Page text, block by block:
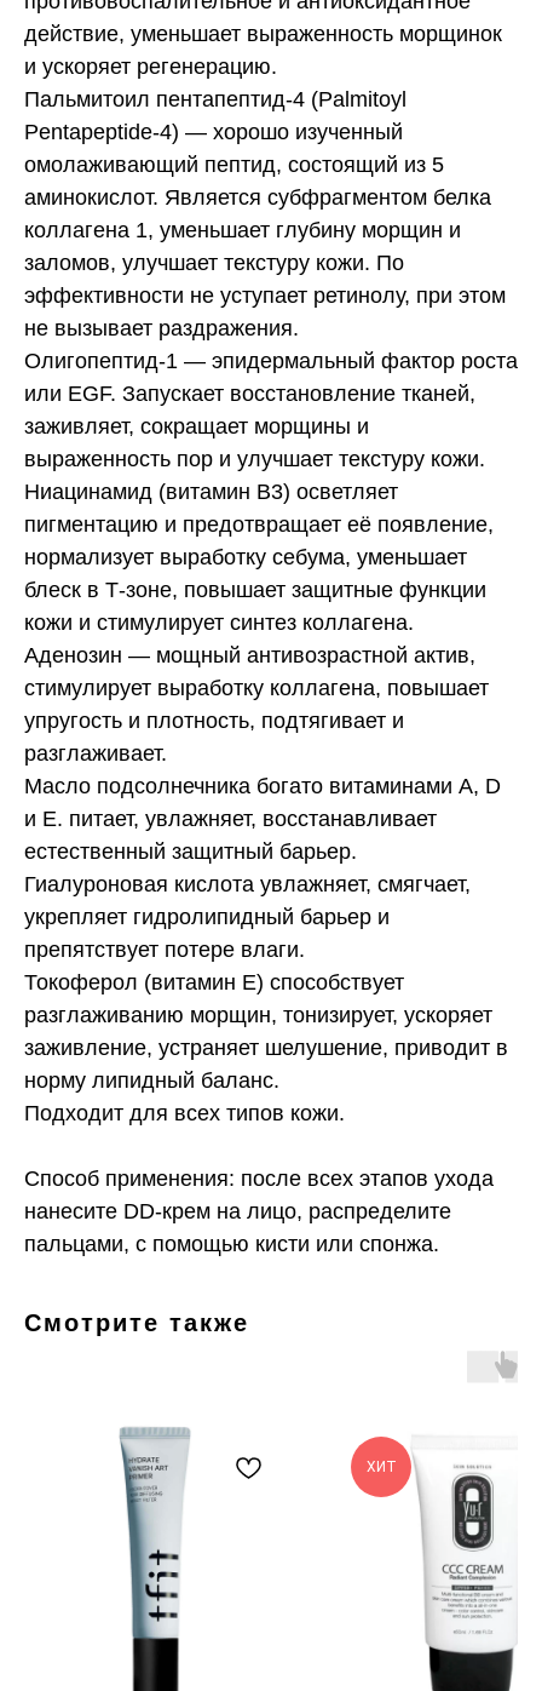
действие, уменьшает выраженность морщинок
и ускоряет регенерацию.
Пальмитоил пентапептид-4 (Palmitoyl
Pentapeptide-4) — хорошо изученный
омолаживающий пептид, состоящий из 5
аминокислот. Является субфрагментом белка
коллагена 1, уменьшает глубину морщин и
заломов, улучшает текстуру кожи. По
эффективности не уступает ретинолу, при этом
не вызывает раздражения.
Олигопептид-1 — эпидермальный фактор роста
или EGF. Запускает восстановление тканей,
заживляет, сокращает морщины и
выраженность пор и улучшает текстуру кожи.
Ниацинамид (витамин B3) осветляет
пигментацию и предотвращает её появление,
нормализует выработку себума, уменьшает
блеск в Т-зоне, повышает защитные функции
кожи и стимулирует синтез коллагена.
Аденозин — мощный антивозрастной актив,
стимулирует выработку коллагена, повышает
упругость и плотность, подтягивает и
разглаживает.
Масло подсолнечника богато витаминами A, D
и Е. питает, увлажняет, восстанавливает
естественный защитный барьер.
Гиалуроновая кислота увлажняет, смягчает,
укрепляет гидролипидный барьер и
препятствует потере влаги.
Токоферол (витамин E) способствует
разглаживанию морщин, тонизирует, ускоряет
заживление, устраняет шелушение, приводит в
норму липидный баланс.
Подходит для всех типов кожи.
Способ применения: после всех этапов ухода
нанесите DD-крем на лицо, распределите
пальцами, с помощью кисти или спонжа.
Смотрите также
ХИТ